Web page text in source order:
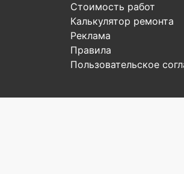
Стоимость работ
Калькулятор ремонта
Реклама
Правила
Пользовательское